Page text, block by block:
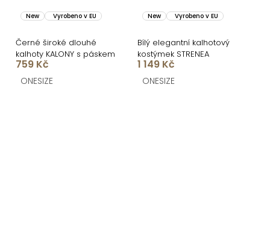
New Vyrobeno v EU
Černé široké dlouhé
kalhoty KALONY s páskem
759 Kč
ONESIZE
New Vyrobeno v EU
Bílý elegantní kalhotový
kostýmek STRENEA
1 149 Kč
ONESIZE